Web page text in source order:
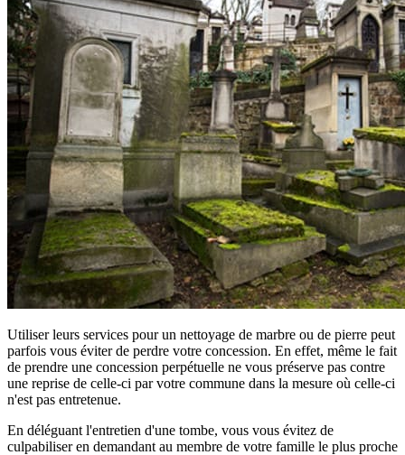
Utiliser leurs services pour un nettoyage de marbre ou de pierre peut
parfois vous éviter de perdre votre concession. En effet, même le fait
de prendre une concession perpétuelle ne vous préserve pas contre
une reprise de celle-ci par votre commune dans la mesure où celle-ci
n'est pas entretenue.
En déléguant l'entretien d'une tombe, vous vous évitez de
culpabiliser en demandant au membre de votre famille le plus proche